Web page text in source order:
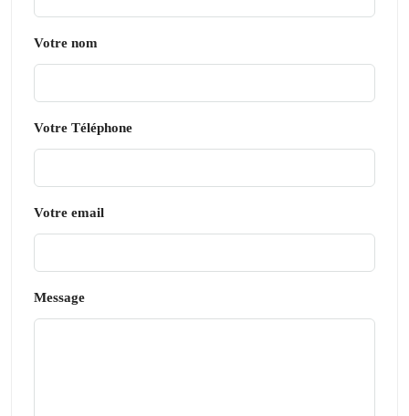
Votre nom
Votre Téléphone
Votre email
Message